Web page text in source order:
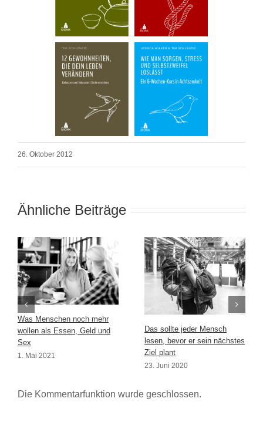
26. Oktober 2012
Ähnliche Beiträge
Was Menschen noch mehr
wollen als Essen, Geld und
Sex
1. Mai 2021
Das sollte jeder Mensch
lesen, bevor er sein nächstes
Ziel plant
23. Juni 2020
Die Kommentarfunktion wurde geschlossen.